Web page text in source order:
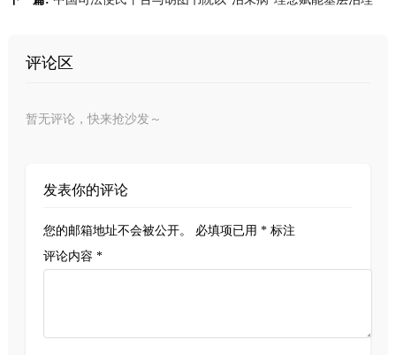
评论区
暂无评论，快来抢沙发～
发表你的评论
您的邮箱地址不会被公开。 必填项已用 *标注
评论内容 *